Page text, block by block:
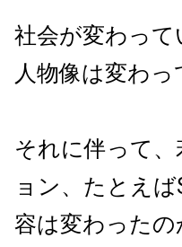
社会が変わっ
人物像は変わっ
それに伴って
ョン、たとえ
容は変わったの